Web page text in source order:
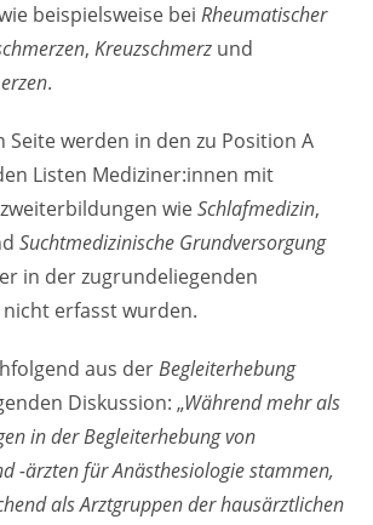
beispielsweise beiRheumatischer
,Kreuzschmerz und
.
Seite werden in den zu Position A
Listen Mediziner:innen mit
wieSchlafmedizin,
Suchtmedizinische Grundversorgung
in der zugrundeliegenden
nicht erfasst wurden.
aus derBegleiterhebung
Diskussion: „Während mehr als
in der Begleiterhebung von
-ärzten für Anästhesiologie stammen,
als Arztgruppen der hausärztlichen